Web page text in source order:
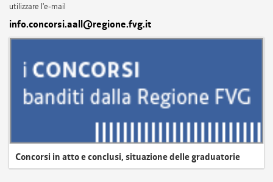
utilizzare l'e-mail
info.concorsi.aall@regione.fvg.it
Concorsi in atto e conclusi, situazione delle graduatorie